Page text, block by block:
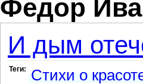
Федор
И дым
Теги: Стихи о